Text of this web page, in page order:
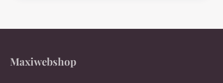
Maxiwebshop